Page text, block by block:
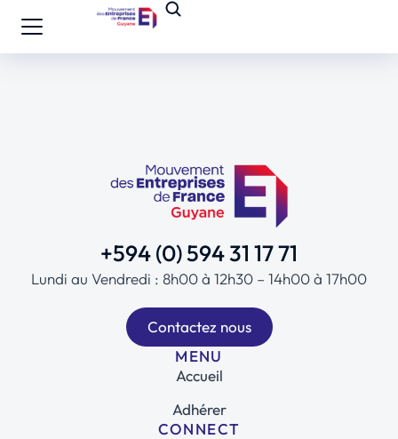
+594 (0) 594 31 17 71
Lundi au Vendredi : 8h00 à 12h30 – 14h00 à 17h00
Contactez nous
MENU
Accueil
Adhérer
CONNECT